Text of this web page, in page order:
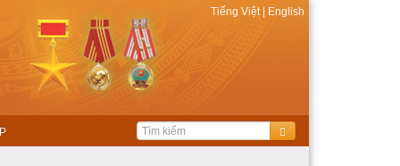
Tiếng Việt English